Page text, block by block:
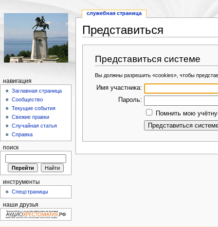
Представиться
Представиться системе
Вы должны разрешить «cookies», чтобы
Имя участника:
Пароль:
Помнить мою
служебная страница
навигация
Заглавная страница
Сообщество
Текущие события
Свежие правки
Случайная статья
Справка
поиск
инструменты
Спецстраницы
наши друзья